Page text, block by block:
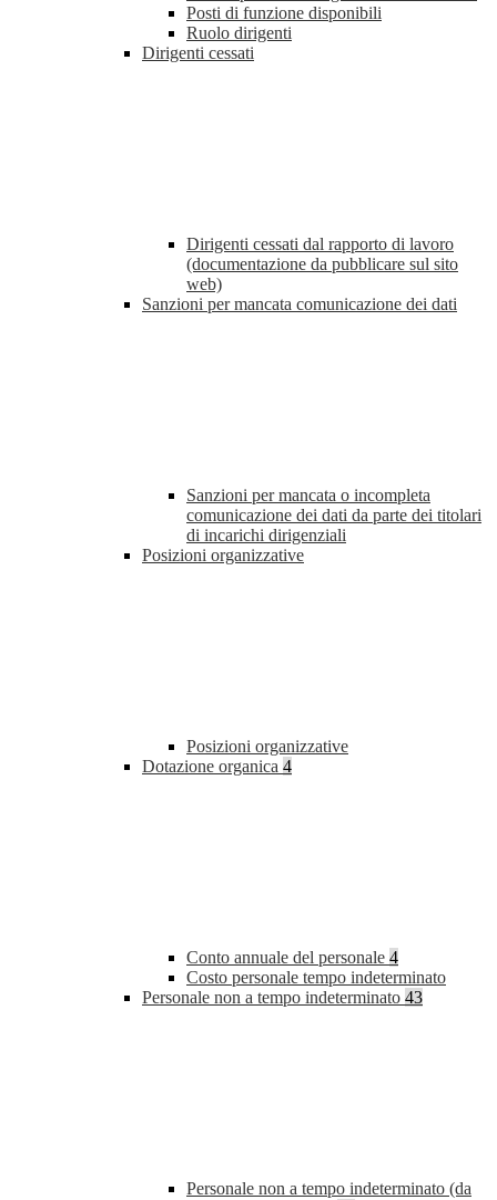
Posti di funzione disponibili
Ruolo dirigenti
Dirigenti cessati
Dirigenti cessati dal rapporto di lavoro
(documentazione da pubblicare sul sito
web)
Sanzioni per mancata comunicazione dei dati
Sanzioni per mancata o incompleta
comunicazione dei dati da parte dei titolari
di incarichi dirigenziali
Posizioni organizzative
Posizioni organizzative
Dotazione organica 4
Conto annuale del personale 4
Costo personale tempo indeterminato
Personale non a tempo indeterminato 43
Personale non a tempo indeterminato (da